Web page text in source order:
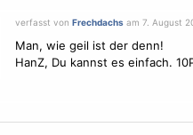
verfasst von Frechdachsam 7. August
Man, wie geil ist der denn!
HanZ, Du kannst es einfach.